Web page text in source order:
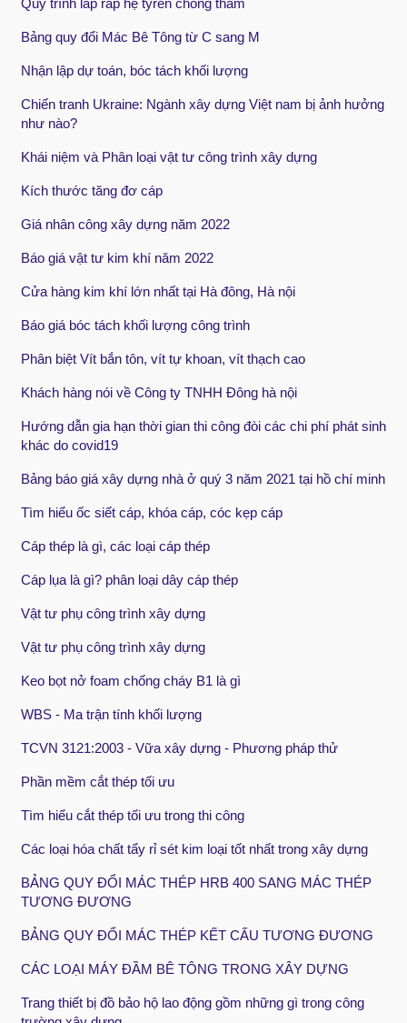
Quy trình lắp ráp hệ tyren chống thấm
Bảng quy đổi Mác Bê Tông từ C sang M
Nhận lập dự toán, bóc tách khối lượng
Chiến tranh Ukraine: Ngành xây dựng Việt nam bị ảnh hưởng
như nào?
Khái niệm và Phân loại vật tư công trình xây dựng
Kích thước tăng đơ cáp
Giá nhân công xây dựng năm 2022
Báo giá vật tư kim khí năm 2022
Cửa hàng kim khí lớn nhất tại Hà đông, Hà nội
Báo giá bóc tách khối lượng công trình
Phân biệt Vít bắn tôn, vít tự khoan, vít thạch cao
Khách hàng nói về Công ty TNHH Đông hà nội
Hướng dẫn gia hạn thời gian thi công đòi các chi phí phát sinh
khác do covid19
Bảng báo giá xây dựng nhà ở quý 3 năm 2021 tại hồ chí minh
Tìm hiểu ốc siết cáp, khóa cáp, cóc kẹp cáp
Cáp thép là gì, các loại cáp thép
Cáp lụa là gì? phân loại dây cáp thép
Vật tư phụ công trình xây dựng
Vật tư phụ công trình xây dựng
Keo bọt nở foam chống cháy B1 là gì
WBS - Ma trận tính khối lượng
TCVN 3121:2003 - Vữa xây dựng - Phương pháp thử
Phần mềm cắt thép tối ưu
Tìm hiểu cắt thép tối ưu trong thi công
Các loại hóa chất tẩy rỉ sét kim loại tốt nhất trong xây dựng
BẢNG QUY ĐỔI MÁC THÉP HRB 400 SANG MÁC THÉP
TƯƠNG ĐƯƠNG
BẢNG QUY ĐỔI MÁC THÉP KẾT CẤU TƯƠNG ĐƯƠNG
CÁC LOẠI MÁY ĐẦM BÊ TÔNG TRONG XÂY DỰNG
Trang thiết bị đồ bảo hộ lao động gồm những gì trong công